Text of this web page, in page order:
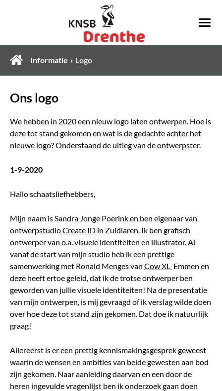
Informatie Logo
Ons logo
We hebben in 2020 een nieuw logo laten ontwerpen. Hoe is
deze tot stand gekomen en wat is de gedachte achter het
nieuwe logo? Onderstaand de uitleg van de ontwerpster.
1-9-2020
Hallo schaatsliefhebbers,
Mijn naam is Sandra Jonge Poerink en ben eigenaar van
ontwerpstudioCreate ID in Zuidlaren. Ik ben grafisch
ontwerper van o.a. visuele identiteiten en illustrator. Al
vanaf de start van mijn studio heb ik een prettige
samenwerking met Ronald Menges van Cow XL Emmen en
deze heeft ertoe geleid, dat ik de trotse ontwerper ben
geworden van jullie visuele identiteiten! Na de presentatie
van mijn ontwerpen, is mij gevraagd of ik verslag wilde doen
over hoe deze tot stand zijn gekomen. Dat doe ik natuurlijk
graag!
Allereerst is er een prettig kennismakingsgesprek geweest
waarin de wensen en ambities van beide gewesten aan bod
zijn gekomen. Naar aanleiding daarvan en een door de
heren ingevulde vragenlijst ben ik onderzoek gaan doen